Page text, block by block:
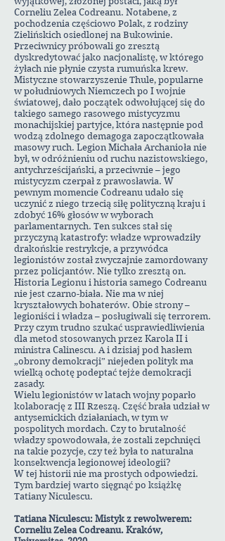
Corneliu Zelea Codreanu. Notabene, z
pochodzenia częściowo Polak, z rodziny
Zielińskich osiedlonej na Bukowinie.
Przeciwnicy próbowali go zresztą
dyskredytować jako nacjonalistę, w którego
żyłach nie płynie czysta rumuńska krew.
Mistyczne stowarzyszenie Thule, popularne
w południowych Niemczech po I wojnie
światowej, dało początek odwołującej się do
takiego samego rasowego mistycyzmu
monachijskiej partyjce, która następnie pod
wodzą zdolnego demagoga zapoczątkowała
masowy ruch. Legion Michała Archanioła nie
był, w odróżnieniu od ruchu nazistowskiego,
antychrześcijański, a przeciwnie – jego
mistycyzm czerpał z prawosławia. W
pewnym momencie Codreanu udało się
uczynić z niego trzecią siłę polityczną kraju i
zdobyć 16% głosów w wyborach
parlamentarnych. Ten sukces stał się
przyczyną katastrofy: władze wprowadziły
drakońskie restrykcje, a przywódca
legionistów został zwyczajnie zamordowany
przez policjantów. Nie tylko zresztą on.
Historia Legionu i historia samego Codreanu
nie jest czarno-biała. Nie ma w niej
kryształowych bohaterów. Obie strony –
legioniści i władza – posługiwali się terrorem.
Przy czym trudno szukać usprawiedliwienia
dla metod stosowanych przez Karola II i
ministra Calinescu. A i dzisiaj pod hasłem
„obrony demokracji” niejeden polityk ma
wielką ochotę podeptać tejże demokracji
zasady.
Wielu legionistów w latach wojny poparło
kolaborację z III Rzeszą. Część brała udział w
antysemickich działaniach, w tym w
pospolitych mordach. Czy to brutalność
władzy spowodowała, że zostali zepchnięci
na takie pozycje, czy też była to naturalna
konsekwencja legionowej ideologii?
W tej historii nie ma prostych odpowiedzi.
Tym bardziej warto sięgnąć po książkę
Tatiany Niculescu.
Tatiana Niculescu: Mistyk z rewolwerem:
Corneliu Zelea Codreanu. Kraków,